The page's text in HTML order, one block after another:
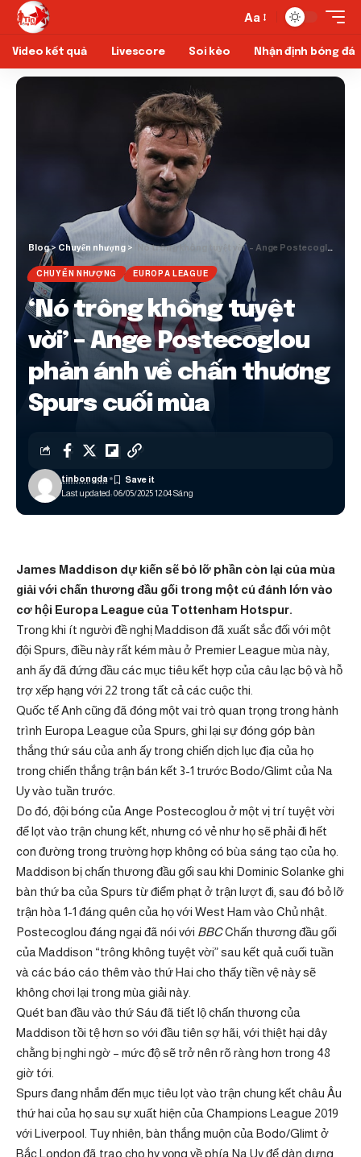
Aa
Video kết quả Livescore Soi kèo Nhận định bóng đá
Blog> Chuyển nhượng > ‘Nó trông không tuyệt vời’ – Ange Postecoglou phản ánh về chấn thương Spurs cuối mùa
CHUYỂN NHƯỢNG EUROPA LEAGUE
‘Nó trông không tuyệt
vời’ – Ange Postecoglou
phản ánh về chấn thương
Spurs cuối mùa
Last updated: 06/05/2025 12:04 Sáng
tinbongda
James Maddison dự kiến ​​sẽ bỏ lỡ phần còn lại của mùa
giải với chấn thương đầu gối trong một cú đánh lớn vào
cơ hội Europa League của Tottenham Hotspur.
Trong khi ít người đề nghị Maddison đã xuất sắc đối với một
đội Spurs, điều này rất kém màu ở Premier League mùa này,
anh ấy đã đứng đầu các mục tiêu kết hợp của câu lạc bộ và hỗ
trợ xếp hạng với 22 trong tất cả các cuộc thi.
Quốc tế Anh cũng đã đóng một vai trò quan trọng trong hành
trình Europa League của Spurs, ghi lại sự đóng góp bàn
thắng thứ sáu của anh ấy trong chiến dịch lục địa của họ
trong chiến thắng trận bán kết 3-1 trước Bodo/Glimt của Na
Uy vào tuần trước.
Do đó, đội bóng của Ange Postecoglou ở một vị trí tuyệt vời
để lọt vào trận chung kết, nhưng có vẻ như họ sẽ phải đi hết
con đường trong trường hợp không có bùa sáng tạo của họ.
Maddison bị chấn thương đầu gối sau khi Dominic Solanke ghi
bàn thứ ba của Spurs từ điểm phạt ở trận lượt đi, sau đó bỏ lỡ
trận hòa 1-1 đáng quên của họ với West Ham vào Chủ nhật.
Postecoglou đáng ngại đã nói với BBCChấn thương đầu gối
của Maddison “trông không tuyệt vời” sau kết quả cuối tuần
và các báo cáo thêm vào thứ Hai cho thấy tiền vệ này sẽ
không chơi lại trong mùa giải này.
Quét ban đầu vào thứ Sáu đã tiết lộ chấn thương của
Maddison tồi tệ hơn so với đầu tiên sợ hãi, với thiệt hại dây
chằng bị nghi ngờ – mức độ sẽ trở nên rõ ràng hơn trong 48
giờ tới.
Spurs đang nhắm đến mục tiêu lọt vào trận chung kết châu Âu
thứ hai của họ sau sự xuất hiện của Champions League 2019
với Liverpool. Tuy nhiên, bàn thắng muộn của Bodo/Glimt ở
Bắc London đã trao cho hy vọng về phía Na Uy để dàn dựng